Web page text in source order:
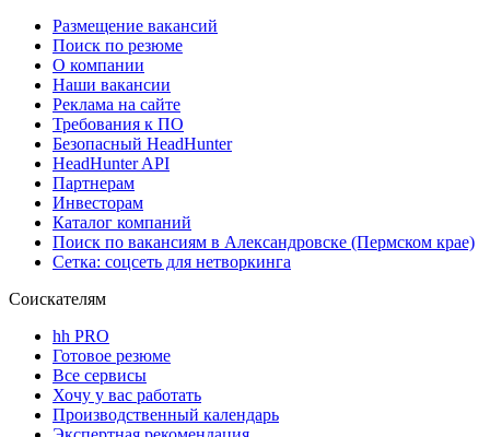
Размещение вакансий
Поиск по резюме
О компании
Наши вакансии
Реклама на сайте
Требования к ПО
Безопасный HeadHunter
HeadHunter API
Партнерам
Инвесторам
Каталог компаний
Поиск по вакансиям в Александровске (Пермском крае)
Сетка: соцсеть для нетворкинга
Соискателям
hh PRO
Готовое резюме
Все сервисы
Хочу у вас работать
Производственный календарь